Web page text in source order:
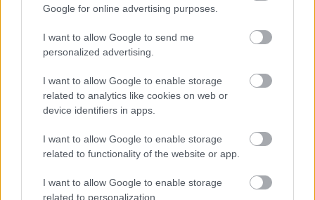
Google for online advertising purposes.
I want to allow Google to send me
personalized advertising.
I want to allow Google to enable storage
related to analytics like cookies on web or
device identifiers in apps.
I want to allow Google to enable storage
related to functionality of the website or app.
I want to allow Google to enable storage
related to personalization.